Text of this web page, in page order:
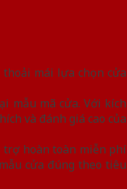
mái lựa chọn cửa
mẫu mã cửa. Với kích
và đánh giá cao của
trợ hoàn toàn miễn phí
cửa đúng theo tiêu